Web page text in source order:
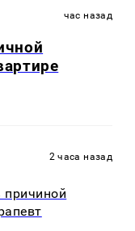
час назад
2 часа назад